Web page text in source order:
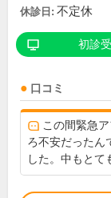
休診日: 不定休
初診
口コミ
この間緊急
ろ不安だったん
した。中もとて